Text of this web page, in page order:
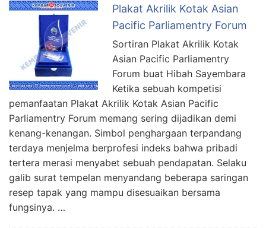
Plakat Akrilik Kotak Asian
Pacific Parliamentry Forum
Sortiran Plakat Akrilik Kotak
Asian Pacific Parliamentry
Forum buat Hibah Sayembara
Ketika sebuah kompetisi
pemanfaatan Plakat Akrilik Kotak Asian Pacific
Parliamentry Forum memang sering dijadikan demi
kenang-kenangan. Simbol penghargaan terpandang
terdaya menjelma berprofesi indeks bahwa pribadi
tertera merasi menyabet sebuah pendapatan. Selaku
galib surat tempelan menyandang beberapa saringan
resep tapak yang mampu disesuaikan bersama
fungsinya. …